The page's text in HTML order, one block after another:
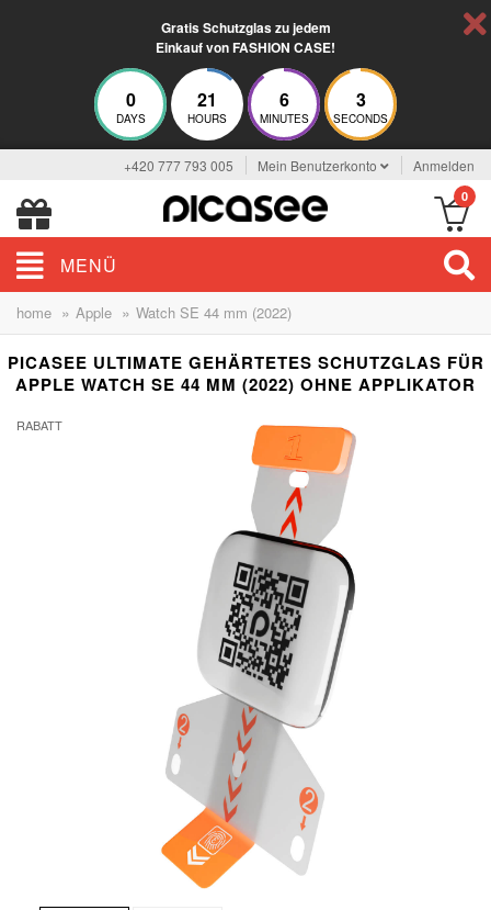
Gratis Schutzglas zu jedem
Einkauf von FASHION CASE!
0
DAYS
21
HOURS
6
MINUTES
2
SECONDS
+420 777 793 005 Mein Benutzerkonto Anmelden
0
MENÜ
home » Apple » Watch SE 44 mm (2022)
PICASEE ULTIMATE GEHÄRTETES SCHUTZGLAS FÜR
APPLE WATCH SE 44 MM (2022) OHNE APPLIKATOR
RABATT